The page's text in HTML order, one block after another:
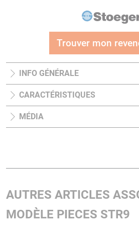
Trouver mon
INFO GÉNÉRALE
CARACTÉRISTIQUES
MÉDIA
AUTRES ARTICLES
MODÈLE PIECES STR9